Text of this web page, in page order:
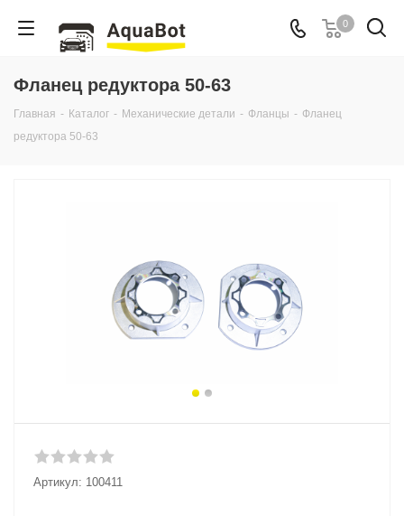
0
Фланец редуктора 50-63
Главная - Каталог - Механические детали - Фланцы - Фланец
редуктора 50-63
Артикул: 100411